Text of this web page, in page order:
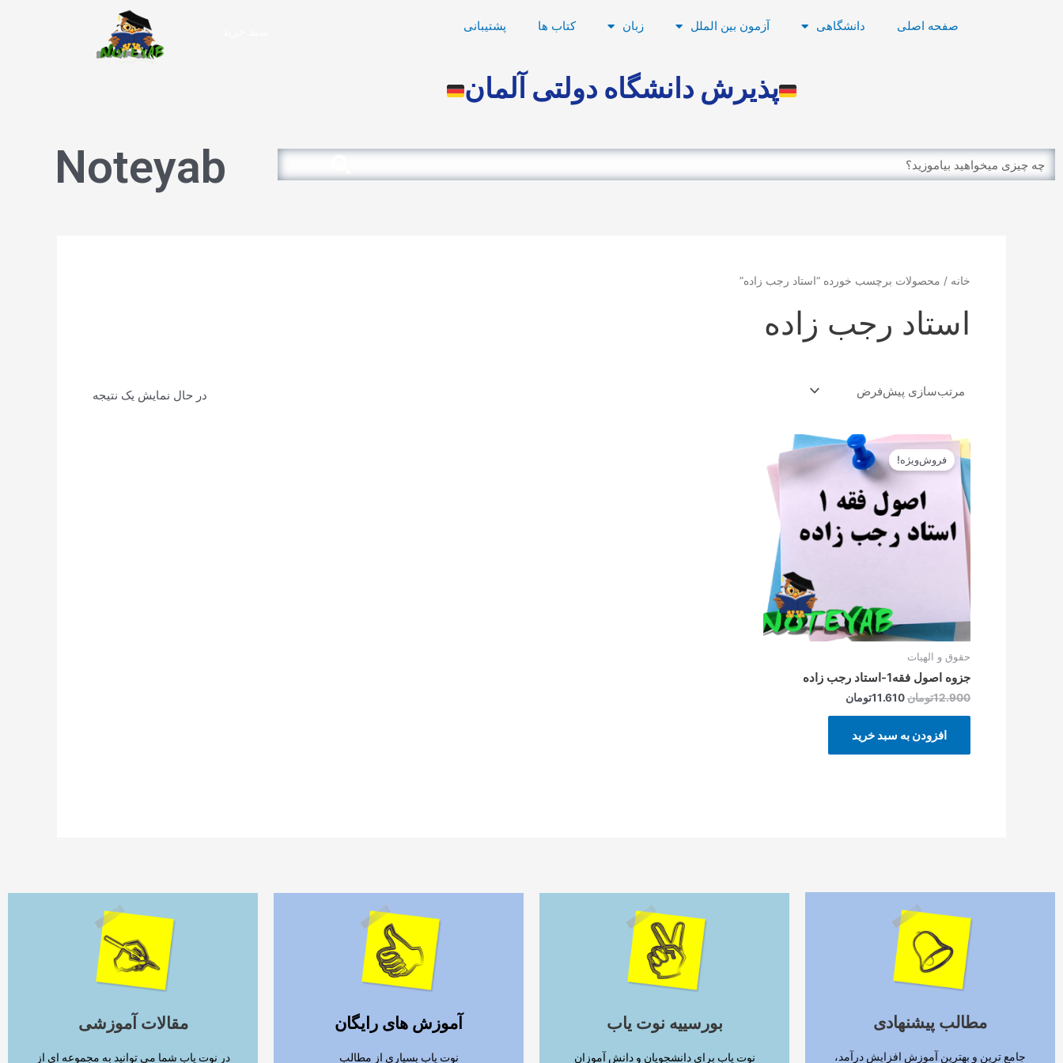
صفحه اصلی دانشگاهی آزمون بین الملل زبان کتاب ها پشتیبانی
پذیرش دانشگاه دولتی آلمان
Search
Search
Noteyab
خانه / محصولات برچسب خورده “استاد رجب زاده”
استاد رجب زاده
در حال نمایش یک نتیجه
فروش‌ویژه!
حقوق و الهیات
جزوه اصول فقه1-استاد رجب زاده
12.900تومان
قیمت
اصلی
12.900تومان
11.610تومان
قیمت
فعلی
افزودن به سبد خرید
مطالب پیشنهادی
جامع ترین و بهترین آموزش افزایش درآمد،
بورسییه نوت یاب
نوت یاب برای دانشجویان و دانش آموزان
آموزش های رایگان
نوت یاب بسیاری از مطالب
مقالات آموزشی
در نوت یاب شما می توانید به مجموعه ای از